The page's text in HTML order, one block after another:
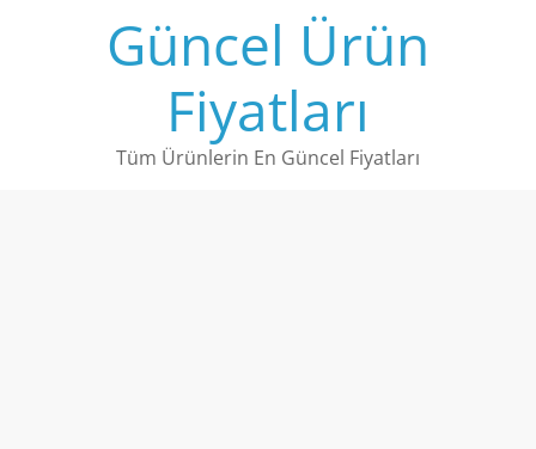
Güncel Ürün
Fiyatları
Tüm Ürünlerin En Güncel Fiyatları